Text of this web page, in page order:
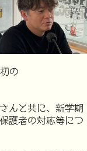
の
んと共に、新学期
護者の対応等につ